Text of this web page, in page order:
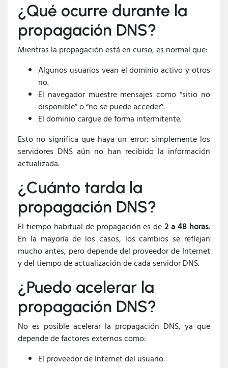
¿Qué ocurre durante la
propagación DNS?
Mientras la propagación está en curso, es normal que:
Algunos usuarios vean el dominio activo y otros
no.
El navegador muestre mensajes como “sitio no
disponible” o “no se puede acceder”.
El dominio cargue de forma intermitente.
Esto no significa que haya un error: simplemente los
servidores DNS aún no han recibido la información
actualizada.
¿Cuánto tarda la
propagación DNS?
El tiempo habitual de propagación es de2 a 48 horas.
En la mayoría de los casos, los cambios se reflejan
mucho antes, pero depende del proveedor de Internet
y del tiempo de actualización de cada servidor DNS.
¿Puedo acelerar la
propagación DNS?
No es posible acelerar la propagación DNS, ya que
depende de factores externos como:
El proveedor de Internet del usuario.